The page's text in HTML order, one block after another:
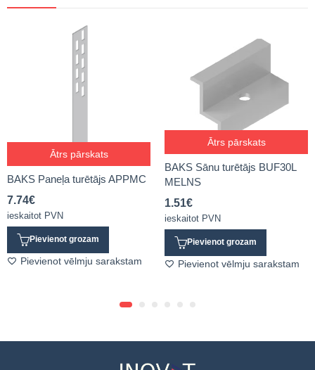
Ātrs pārskats
BAKS Paneļa turētājs APPMC
7.74€
ieskaitot PVN
Pievienot grozam
Pievienot vēlmju sarakstam
Ātrs pārskats
BAKS Sānu turētājs BUF30L
MELNS
1.51€
ieskaitot PVN
Pievienot grozam
Pievienot vēlmju sarakstam